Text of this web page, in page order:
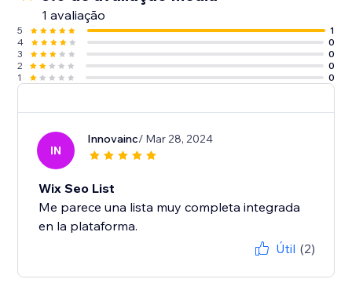
1 avaliação
5
1
4
0
3
0
2
0
1
0
IN
Innovainc/ Mar 28, 2024
Wix Seo List
Me parece una lista muy completa integrada
en la plataforma.
Útil (2)